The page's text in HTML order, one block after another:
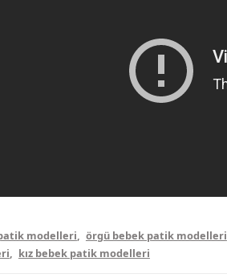
modelleri, örgü bebek patik modelleri
, kız bebek patik modelleri